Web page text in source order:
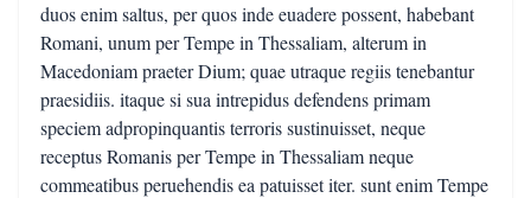
duos enim saltus, per quos inde euadere possent, habebant
Romani, unum per Tempe in Thessaliam, alterum in
Macedoniam praeter Dium; quae utraque regiis tenebantur
praesidiis. itaque si sua intrepidus defendens primam
speciem adpropinquantis terroris sustinuisset, neque
receptus Romanis per Tempe in Thessaliam neque
commeatibus peruehendis ea patuisset iter. sunt enim Tempe